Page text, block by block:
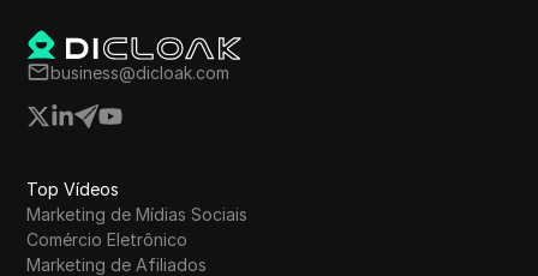
business@dicloak.com
Top Vídeos
Marketing de Mídias Sociais
Comércio Eletrônico
Marketing de Afiliados